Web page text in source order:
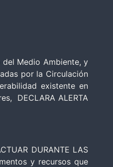
Medio Ambiente, y
por la Circulación
existente en
DECLARA ALERTA
DURANTE LAS
y recursos que